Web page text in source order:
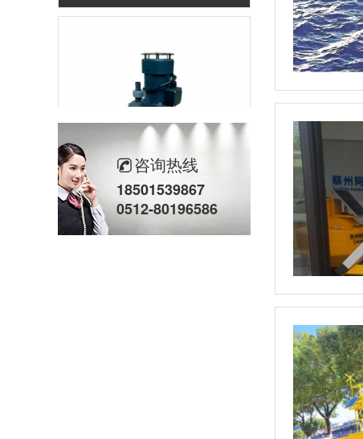
立式计量泵(2)
咨询热线
18501539867
0512-80196586